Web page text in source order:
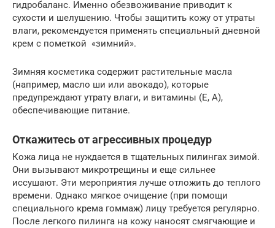
гидробаланс. Именно обезвоживание приводит к
сухости и шелушению. Чтобы защитить кожу от утраты
влаги, рекомендуется применять специальный дневной
крем с пометкой «зимний».
Зимняя косметика содержит растительные масла
(например, масло ши или авокадо), которые
предупреждают утрату влаги, и витамины (Е, А),
обеспечивающие питание.
Откажитесь от агрессивных процедур
Кожа лица не нуждается в тщательных пилингах зимой.
Они вызывают микротрещины и еще сильнее
иссушают. Эти мероприятия лучше отложить до теплого
времени. Однако мягкое очищение (при помощи
специального крема гоммаж) лицу требуется регулярно.
После легкого пилинга на кожу наносят смягчающие и